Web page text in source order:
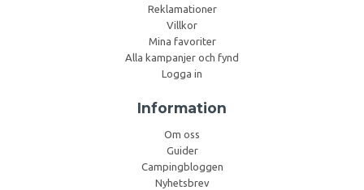
Reklamationer
Villkor
Mina favoriter
Alla kampanjer och fynd
Logga in
Information
Om oss
Guider
Campingbloggen
Nyhetsbrev